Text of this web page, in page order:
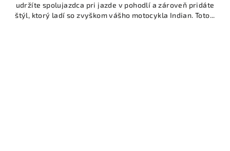
udržíte spolujazdca pri jazde v pohodlí a zároveň pridáte
štýl, ktorý ladí so zvyškom vášho motocykla Indian. Toto...